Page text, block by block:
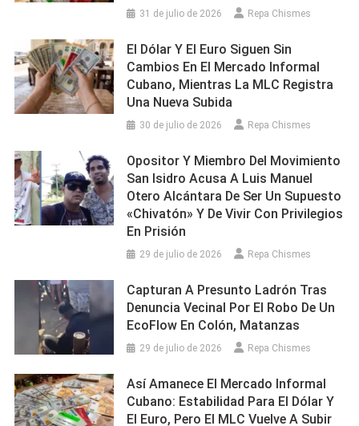
31 de julio de 2026 Repa Chismes
El Dólar Y El Euro Siguen Sin
Cambios En El Mercado Informal
Cubano, Mientras La MLC Registra
Una Nueva Subida
30 de julio de 2026 Repa Chismes
Opositor Y Miembro Del Movimiento
San Isidro Acusa A Luis Manuel
Otero Alcántara De Ser Un Supuesto
«chivatón» Y De Vivir Con Privilegios
En Prisión
29 de julio de 2026 Repa Chismes
Capturan A Presunto Ladrón Tras
Denuncia Vecinal Por El Robo De Un
EcoFlow En Colón, Matanzas
29 de julio de 2026 Repa Chismes
Así Amanece El Mercado Informal
Cubano: Estabilidad Para El Dólar Y
El Euro, Pero El MLC Vuelve A Subir